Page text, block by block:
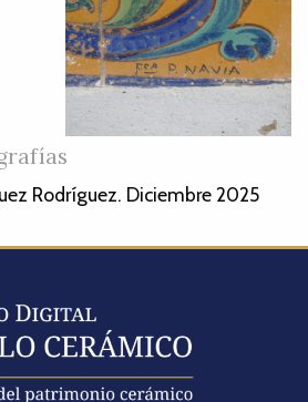
Rodríguez. Diciembre 2025